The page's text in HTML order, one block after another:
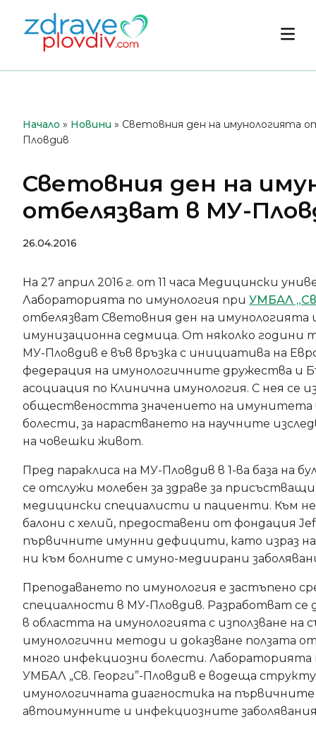
съдържанието
Начало » Новини » Световния ден на имунологията
Пловдив
Световния ден на
отбелязват в МУ-
26.04.2016
На 27 април 2016 г. от 11 часа Медицински
Лабораторията по имунология при УМБАЛ
отбелязват Световния ден на имунологията
имунизационна седмица. От няколко години
МУ-Пловдив е във връзка с инициатива на
федерация на имунологичните дружества и
асоциация по Клинична имунология. С нея се
обществеността значението на имунитета
болести, за нарастването на научните
на човешки живот.
Пред параклиса на МУ-Пловдив в 1-ва база на
се отслужи молебен за здраве за
медицински специалисти и пациенти. Към
балони с хелий, предоставени от фондация
първичните имунни дефицити, като израз
ни към болните с имуно-медиирани
Преподаването по имунология е застъпено
специалности в МУ-Пловдив. Разработват се
в областта на имунологията с използване на
имунологични методи и доказване ползата
много инфекциозни болести. Лабораторията
УМБАЛ „Св. Георги”-Пловдив е водеща
имунологичната диагностика на
автоимунните и инфекциозните